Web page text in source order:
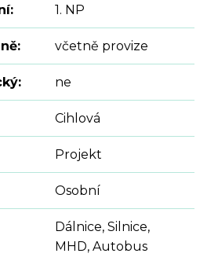
1. NP
včetně provize
ne
Cihlová
Projekt
Osobní
Dálnice, Silnice,
MHD, Autobus